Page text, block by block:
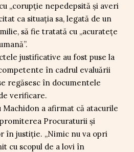
„corupție nepedepsită și averi
ca situația sa, legată de un
să fie tratată cu „acuratețe
justificative au fost puse la
în cadrul evaluării
regăsesc în documentele
verificare.
a afirmat că atacurile
Procuraturii și
în justiție. „Nimic nu va opri
cu scopul de a lovi în